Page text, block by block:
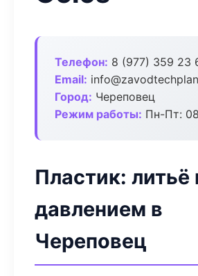
Телефон: 8 (977) 359 23
Email:
Город: Череповец
Режим работы: Пн-Пт:
Пластик: литьё
давлением в
Череповец